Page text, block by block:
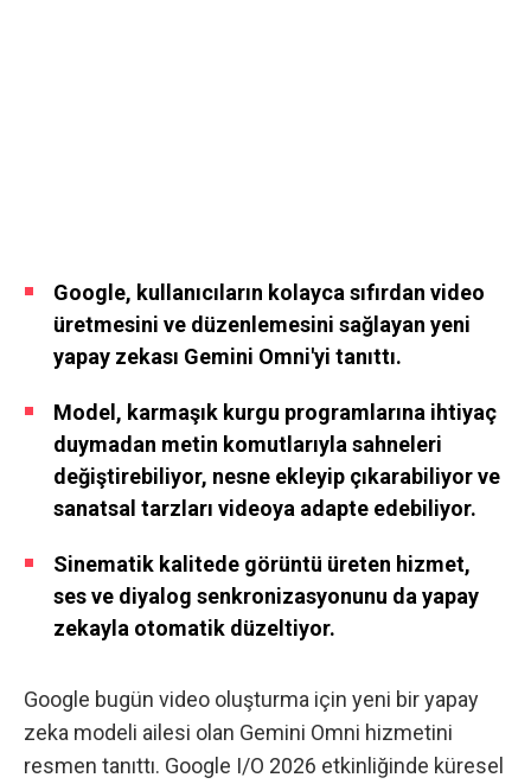
Google, kullanıcıların kolayca sıfırdan video
üretmesini ve düzenlemesini sağlayan yeni
yapay zekası Gemini Omni'yi tanıttı.
Model, karmaşık kurgu programlarına ihtiyaç
duymadan metin komutlarıyla sahneleri
değiştirebiliyor, nesne ekleyip çıkarabiliyor ve
sanatsal tarzları videoya adapte edebiliyor.
Sinematik kalitede görüntü üreten hizmet,
ses ve diyalog senkronizasyonunu da yapay
zekayla otomatik düzeltiyor.
Google bugün video oluşturma için yeni bir yapay
zeka modeli ailesi olan Gemini Omni hizmetini
resmen tanıttı. Google I/O 2026 etkinliğinde küresel